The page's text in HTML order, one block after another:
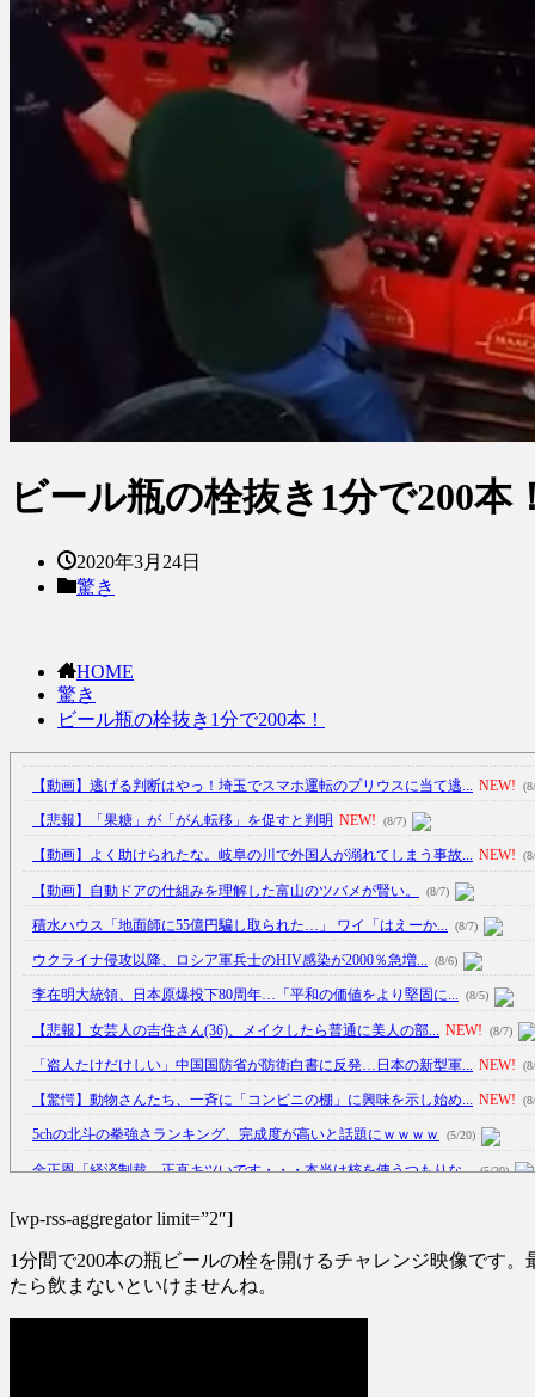
ビール瓶の栓抜き1分で200本！
2020年3月24日
驚き
HOME
驚き
ビール瓶の栓抜き1分で200本！
【動画】逃げる判断はやっ！埼玉でスマホ運転のプリウスに当て逃... NEW!
【悲報】「果糖」が「がん転移」を促すと判明 NEW! (8/7)
【動画】よく助けられたな。岐阜の川で外国人が溺れてしまう事故... NEW!
【動画】自動ドアの仕組みを理解した富山のツバメが賢い。 (8/7)
積水ハウス「地面師に55億円騙し取られた…」 ワイ「はえーか... (8/7)
ウクライナ侵攻以降、ロシア軍兵士のHIV感染が2000％急増... (8/6)
李在明大統領、日本原爆投下80周年…「平和の価値をより堅固に... (8/5)
【悲報】女芸人の吉住さん(36)、メイクしたら普通に美人の部... NEW! (8/7)
「盗人たけだけしい」中国国防省が防衛白書に反発…日本の新型軍... NEW!
【驚愕】動物さんたち、一斉に「コンビニの棚」に興味を示し始め... NEW!
5chの北斗の拳強さランキング、完成度が高いと話題にｗｗｗｗ (5/20)
金正恩「経済制裁、正直キツいです・・・本当は核を使うつもりな... (5/20)
顔20点、体80点と評価されていた女子学生が男子学生らの性の...
[wp-rss-aggregator limit=”2″]
1分間で200本の瓶ビールの栓を開けるチャレンジ映像です
たら飲まないといけませんね。